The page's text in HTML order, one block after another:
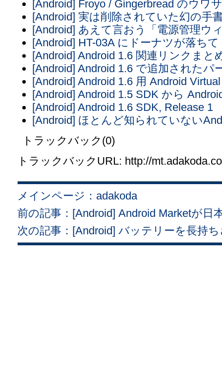
[Android] Froyo / Gingerbread のウワサ
[Android] 実は削除されていた幻の手
[Android] あえて言おう「電源管理ウ
[Android] HT-03A にドーナツが落ち
[Android] Android 1.6 関連リンクまと
[Android] Android 1.6 で追加されたパ
[Android] Android 1.6 用 Android
[Android] Android 1.5 SDK から
[Android] Android 1.6 SDK, Release 1
[Android] ほとんど知られていない
トラックバック(0)
トラックバックURL: http://
メインページ：adakoda
前の記事：[Android] Android Market
次の記事：[Android] バッテリーを長持